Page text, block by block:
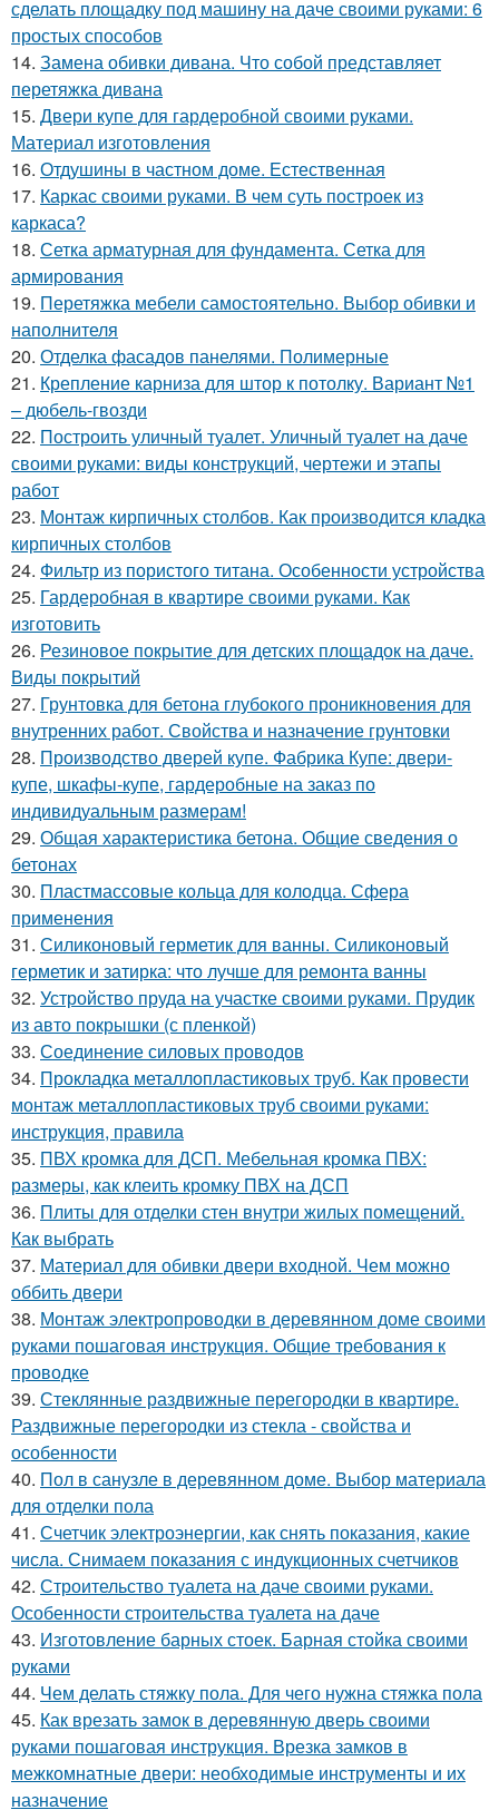
сделать площадку под машину на даче своими руками: 6
простых способов
14. Замена обивки дивана. Что собой представляет
перетяжка дивана
15. Двери купе для гардеробной своими руками.
Материал изготовления
16. Отдушины в частном доме. Естественная
17. Каркас своими руками. В чем суть построек из
каркаса?
18. Сетка арматурная для фундамента. Сетка для
армирования
19. Перетяжка мебели самостоятельно. Выбор обивки и
наполнителя
20. Отделка фасадов панелями. Полимерные
21. Крепление карниза для штор к потолку. Вариант №1
– дюбель-гвозди
22. Построить уличный туалет. Уличный туалет на даче
своими руками: виды конструкций, чертежи и этапы
работ
23. Монтаж кирпичных столбов. Как производится кладка
кирпичных столбов
24. Фильтр из пористого титана. Особенности устройства
25. Гардеробная в квартире своими руками. Как
изготовить
26. Резиновое покрытие для детских площадок на даче.
Виды покрытий
27. Грунтовка для бетона глубокого проникновения для
внутренних работ. Свойства и назначение грунтовки
28. Производство дверей купе. Фабрика Купе: двери-
купе, шкафы-купе, гардеробные на заказ по
индивидуальным размерам!
29. Общая характеристика бетона. Общие сведения о
бетонах
30. Пластмассовые кольца для колодца. Сфера
применения
31. Силиконовый герметик для ванны. Силиконовый
герметик и затирка: что лучше для ремонта ванны
32. Устройство пруда на участке своими руками. Прудик
из авто покрышки (с пленкой)
33. Соединение силовых проводов
34. Прокладка металлопластиковых труб. Как провести
монтаж металлопластиковых труб своими руками:
инструкция, правила
35. ПВХ кромка для ДСП. Мебельная кромка ПВХ:
размеры, как клеить кромку ПВХ на ДСП
36. Плиты для отделки стен внутри жилых помещений.
Как выбрать
37. Материал для обивки двери входной. Чем можно
оббить двери
38. Монтаж электропроводки в деревянном доме своими
руками пошаговая инструкция. Общие требования к
проводке
39. Стеклянные раздвижные перегородки в квартире.
Раздвижные перегородки из стекла - свойства и
особенности
40. Пол в санузле в деревянном доме. Выбор материала
для отделки пола
41. Счетчик электроэнергии, как снять показания, какие
числа. Снимаем показания с индукционных счетчиков
42. Строительство туалета на даче своими руками.
Особенности строительства туалета на даче
43. Изготовление барных стоек. Барная стойка своими
руками
44. Чем делать стяжку пола. Для чего нужна стяжка пола
45. Как врезать замок в деревянную дверь своими
руками пошаговая инструкция. Врезка замков в
межкомнатные двери: необходимые инструменты и их
назначение